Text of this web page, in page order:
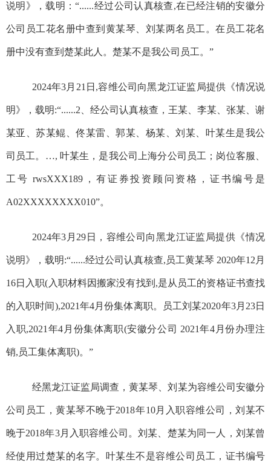
说明》，载明：“......经过公司认真核查,在已经注销的安徽分
公司员工花名册中查到黄某琴、刘某两名员工。在员工花名
册中没有查到楚某此人。楚某不是我公司员工。”
2024年3月21日,容维公司向黑龙江证监局提供《情况说
明》，载明:“......2、经公司认真核查，王某、李某、张某、谢
某亚、苏某鲲、佟某雷、郭某、杨某、刘某、叶某生是我公
司员工。…, 叶某生，是我公司上海分公司员工；岗位客服、
工号 rwsXXX189，有证券投资顾问资格，证书编号是
A02XXXXXXXX010”。
2024年3月29日，容维公司向黑龙江证监局提供《情况
说明》，载明:“......经过公司认真核查,员工黄某琴 2020年12月
16日入职(入职材料因搬家没有找到,是从员工的资格证书查找
的入职时间),2021年4月份集体离职。员工刘某2020年3月23日
入职,2021年4月份集体离职(安徽分公司 2021年4月份办理注
销,员工集体离职)。”
经黑龙江证监局调查，黄某琴、刘某为容维公司安徽分
公司员工，黄某琴不晚于2018年10月入职容维公司，刘某不
晚于2018年3月入职容维公司。刘某、楚某为同一人，刘某曾
经使用过楚某的名字。叶某生不是容维公司员工，证书编号